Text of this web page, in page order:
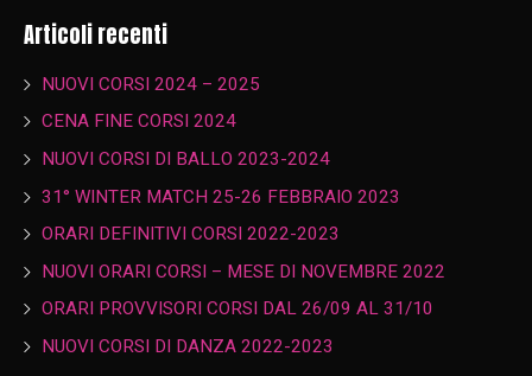
Articoli recenti
NUOVI CORSI 2024 – 2025
CENA FINE CORSI 2024
NUOVI CORSI DI BALLO 2023-2024
31° WINTER MATCH 25-26 FEBBRAIO 2023
ORARI DEFINITIVI CORSI 2022-2023
NUOVI ORARI CORSI – MESE DI NOVEMBRE 2022
ORARI PROVVISORI CORSI DAL 26/09 AL 31/10
NUOVI CORSI DI DANZA 2022-2023